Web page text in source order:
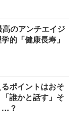
高のアンチエイジ
的「健康長寿」
ポイントはおそ
誰かと話す」そ
…？